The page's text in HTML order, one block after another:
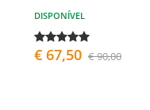
DISPONÍVEL
€ 67,50 € 90,00